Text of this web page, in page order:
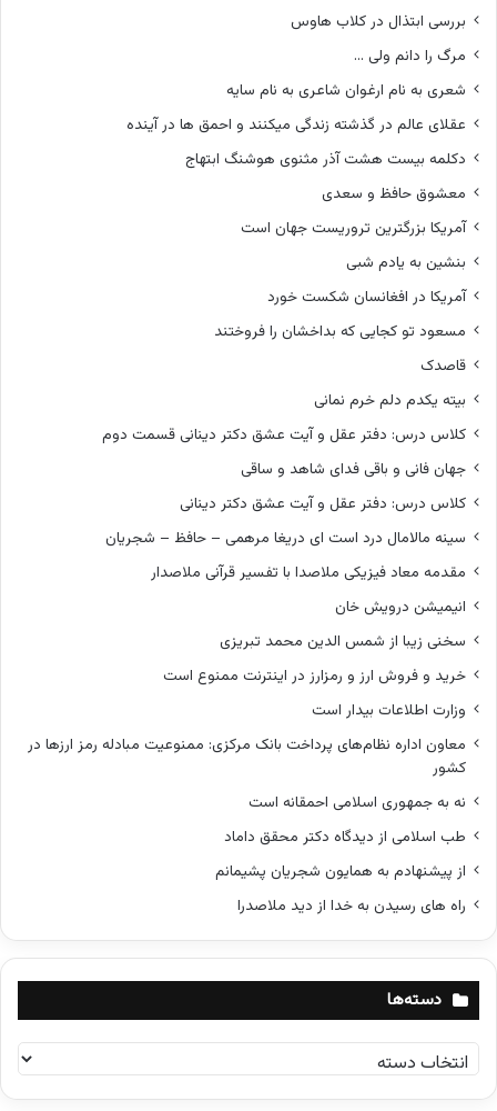
بررسی ابتذال در کلاب هاوس
مرگ را دانم ولی …
شعری به نام ارغوان شاعری به نام سایه
عقلای عالم در گذشته زندگی میکنند و احمق ها در آینده
دکلمه بیست هشت آذر مثنوی هوشنگ ابتهاج
معشوق حافظ و سعدی
آمریکا بزرگترین تروریست جهان است
بنشین به یادم شبی
آمریکا در افغانسان شکست خورد
مسعود تو کجایی که بداخشان را فروختند
قاصدک
بیته یکدم دلم خرم نمانی
کلاس درس: دفتر عقل و آیت عشق دکتر دینانی قسمت دوم
جهان فانی و باقی فدای شاهد و ساقی
کلاس درس: دفتر عقل و آیت عشق دکتر دینانی
سینه مالامال درد است ای دریغا مرهمی – حافظ – شجریان
مقدمه معاد فیزیکی ملاصدا با تفسیر قرآنی ملاصدار
انیمیشن درویش خان
سخنی زیبا از شمس الدین محمد تبریزی
خرید و فروش ارز و رمزارز در اینترنت ممنوع است
وزارت اطلاعات بیدار است
معاون اداره نظام‌های پرداخت بانک مرکزی: ممنوعیت مبادله رمز ارزها در
کشور
نه به جمهوری اسلامی احمقانه است
طب اسلامی از دیدگاه دکتر محقق داماد
از پیشنهادم به همایون شجریان پشیمانم
راه های رسیدن به خدا از دید ملاصدرا
دسته‌ها
د
س
ت